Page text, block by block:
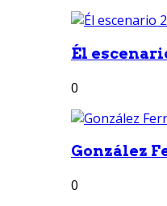
Él
0
González
0